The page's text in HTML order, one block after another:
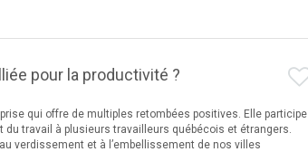
pour la productivité ?
qui offre de multiples retombées positives. Elle participe
travail à plusieurs travailleurs québécois et étrangers.
verdissement et à l’embellissement de nos villes